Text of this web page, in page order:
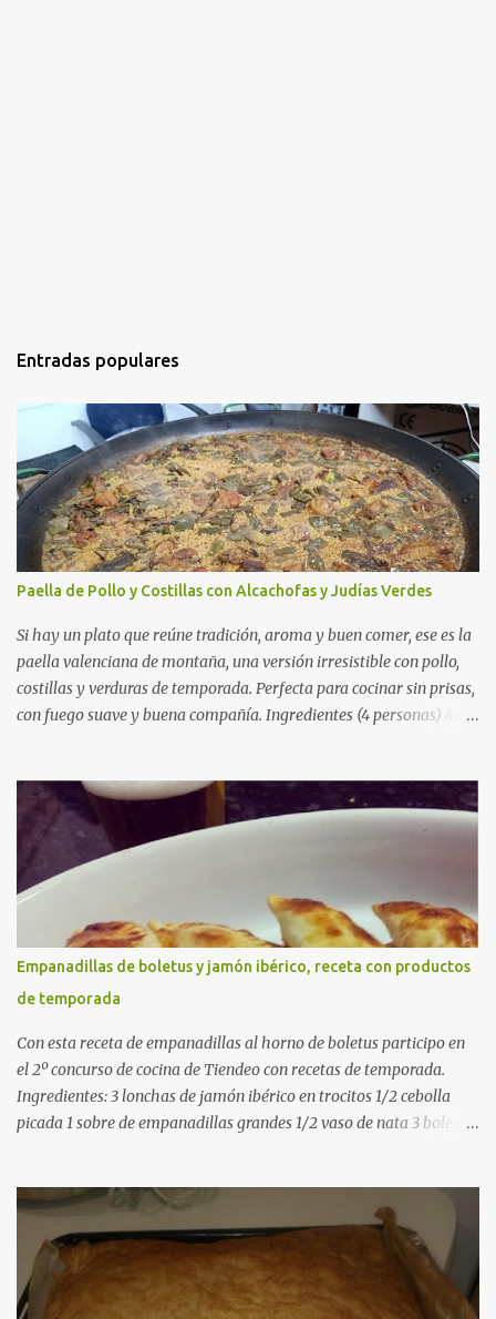
Entradas populares
Paella de Pollo y Costillas con Alcachofas y Judías Verdes
Si hay un plato que reúne tradición, aroma y buen comer, ese es la
paella valenciana de montaña, una versión irresistible con pollo,
costillas y verduras de temporada. Perfecta para cocinar sin prisas,
con fuego suave y buena compañía. Ingredientes (4 personas) 400
verdes planas 2 tomates maduros rallados 1,2 litros de caldo de
pollo (o agua) 1 cucharadita de hebras de azafrán 1 cucharadita de
pimentón dulce 2 dientes de ajo Aceite de oliva virgen extra Sal al
gusto (Opcional) una ramita de romero Elaboración 1. Prepara las
verduras Limpia las alcachofas, retira las hojas duras y córtalas en
cuartos. Trocea las judías verdes. Reserva en agua con limón para
que no se oxiden. 2. Sofríe las carnes En la paellera, añade un buen
chorro de aceite de oliva y dora bien el pollo y las costillas a fuego
medio-alto. Este paso es clave: cuanto más dorado, más sabor ten...
Empanadillas de boletus y jamón ibérico, receta con productos
de temporada
Con esta receta de empanadillas al horno de boletus participo en
el 2º concurso de cocina de Tiendeo con recetas de temporada.
Ingredientes: 3 lonchas de jamón ibérico en trocitos 1/2 cebolla
picada 1 sobre de empanadillas grandes 1/2 vaso de nata 3 boletus
virgen para untar la bandeja de horno Elaboración: Precalentar el
horno a 200ºC .Picamos la cebolla y la doramos en una sartén
grande con el aceite de oliva virgen extra a fuego medio. A
continuación agregamos la nata y los boletus en trocitos
pequeños. Removemos bien y agregamos el jamón ibérico cortado